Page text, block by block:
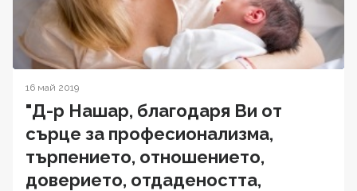
16 май 2019
"Д-р Нашар, благодаря Ви от
сърце за професионализма,
търпението, отношението,
доверието, отдадеността,